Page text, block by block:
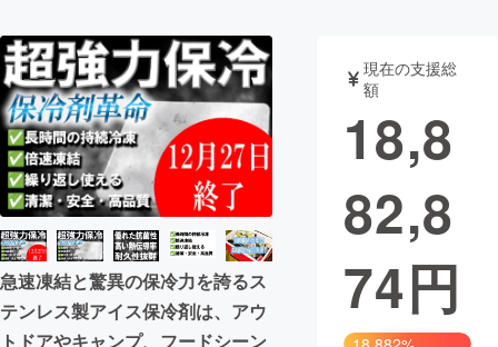
急速凍結と驚異の保冷力を誇るス
テンレス製アイス保冷剤は、アウ
トドアやキャンプ、フードシーン
現在の支援総
額
18,8
82,8
74円